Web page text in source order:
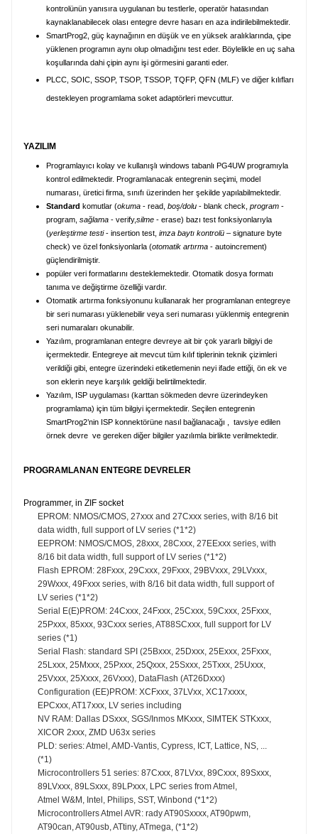
kontrolünün yanısıra uygulanan bu testlerle, operatör hatasından
kaynaklanabilecek olası entegre devre hasarı en aza indirilebilmektedir.
SmartProg2, güç kaynağının en düşük ve en yüksek aralıklarında, çipe
yüklenen programın aynı olup olmadığını test eder. Böylelikle en uç saha
koşullarında dahi çipin aynı işi görmesini garanti eder.
PLCC, SOIC, SSOP, TSOP, TSSOP, TQFP, QFN (MLF) ve diğer kılıfları
destekleyen programlama soket adaptörleri mevcuttur.
YAZILIM
Programlayıcı kolay ve kullanışlı windows tabanlı PG4UW programıyla
kontrol edilmektedir. Programlanacak entegrenin seçimi, model
numarası, üretici firma, sınıfı üzerinden her şekilde yapılabilmektedir.
Standard komutlar (okuma - read, boş/dolu - blank check, program -
program, sağlama - verify,silme - erase) bazı test fonksiyonlarıyla
(yerleştirme testi- insertion test, imza baytı kontrolü – signature byte
check) ve özel fonksiyonlarla (otomatik artırma - autoincrement)
güçlendirilmiştir.
popüler veri formatlarını desteklemektedir. Otomatik dosya formatı
tanıma ve değiştirme özelliği vardır.
Otomatik artırma fonksiyonunu kullanarak her programlanan entegreye
bir seri numarası yüklenebilir veya seri numarası yüklenmiş entegrenin
seri numaraları okunabilir.
Yazılım, programlanan entegre devreye ait bir çok yararlı bilgiyi de
içermektedir. Entegreye ait mevcut tüm kılıf tiplerinin teknik çizimleri
verildiği gibi, entegre üzerindeki etiketlemenin neyi ifade ettiği, ön ek ve
son eklerin neye karşılık geldiği belirtilmektedir.
Yazılım, ISP uygulaması (karttan sökmeden devre üzerindeyken
programlama) için tüm bilgiyi içermektedir. Seçilen entegrenin
SmartProg2’nin ISP konnektörüne nasıl bağlanacağı , tavsiye edilen
örnek devre ve gereken diğer bilgiler yazılımla birlikte verilmektedir.
PROGRAMLANAN ENTEGRE DEVRELER
Programmer, in ZIF socket
EPROM: NMOS/CMOS, 27xxx and 27Cxxx series, with 8/16 bit
data width, full support of LV series (*1*2)
EEPROM: NMOS/CMOS, 28xxx, 28Cxxx, 27EExxx series, with
8/16 bit data width, full support of LV series (*1*2)
Flash EPROM: 28Fxxx, 29Cxxx, 29Fxxx, 29BVxxx, 29LVxxx,
29Wxxx, 49Fxxx series, with 8/16 bit data width, full support of
LV series (*1*2)
Serial E(E)PROM: 24Cxxx, 24Fxxx, 25Cxxx, 59Cxxx, 25Fxxx,
25Pxxx, 85xxx, 93Cxxx series, AT88SCxxx, full support for LV
series (*1)
Serial Flash: standard SPI (25Bxxx, 25Dxxx, 25Exxx, 25Fxxx,
25Lxxx, 25Mxxx, 25Pxxx, 25Qxxx, 25Sxxx, 25Txxx, 25Uxxx,
25Vxxx, 25Xxxx, 26Vxxx), DataFlash (AT26Dxxx)
Configuration (EE)PROM: XCFxxx, 37LVxx, XC17xxxx,
EPCxxx, AT17xxx, LV series including
NV RAM: Dallas DSxxx, SGS/Inmos MKxxx, SIMTEK STKxxx,
XICOR 2xxx, ZMD U63x series
PLD: series: Atmel, AMD-Vantis, Cypress, ICT, Lattice, NS, ...
(*1)
Microcontrollers 51 series: 87Cxxx, 87LVxx, 89Cxxx, 89Sxxx,
89LVxxx, 89LSxxx, 89LPxxx, LPC series from Atmel,
Atmel W&M, Intel, Philips, SST, Winbond (*1*2)
Microcontrollers Atmel AVR: rady AT90Sxxxx, AT90pwm,
AT90can, AT90usb, ATtiny, ATmega, (*1*2)